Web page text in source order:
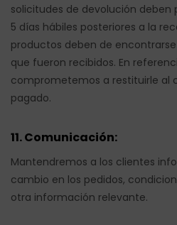
solicitudes de devolución deben
5 días hábiles posteriores a la
productos deben de
que fueron recibidos. En
comprometemos a restituirle al
pagado.
11. Comunicación:
Mantendremos a los clientes
cambio en los pedidos,
otra información relevante.